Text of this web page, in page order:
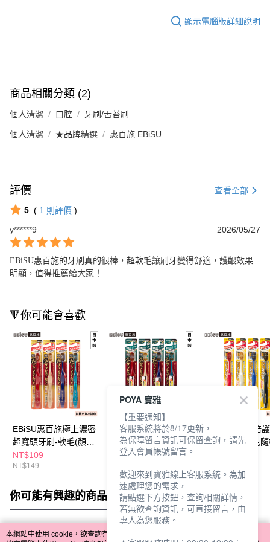
顯示電腦版詳細說明
商品相關分類 (2)
個人清潔 口腔 牙刷/舌苔刷
個人清潔 ★品牌精選 惠百施 EBiSU
評價 查看全部
5 ( 1 則評價 )
y******9
2026/05/27
EBiSU惠百施的牙刷真的很棒，超軟毛讓刷牙變得舒適，護齦效果
明顯，值得推薦給大家！
🔻你可能會喜歡
EBiSU惠百施極上濃密
超寬頭牙刷-軟毛(顏色
隨機出貨)
NT$109
NT$149
EBiSU惠百施極上護齦
寬頭牙刷-軟毛(顏色隨
機出貨)
NT$119
EBiSU惠百施倍
牙刷-軟毛(顏色
你可能有興趣的商品 全站排行
本網站中使用 cookie，欲查詢有關本網站使用 cookie 方式之詳情，及若您不希
POYA 寶雅
【重要通知】
客服系統將於8/17更新，
為保障留言資訊可保留查詢，請先
登入會員帳號留言。
歡迎來到寶雅線上客服系統。為加
速處理您的需求，
請點選下方按鈕，查詢相關詳情，
若無欲查詢資訊，可直接留言，由
專人為您服務。